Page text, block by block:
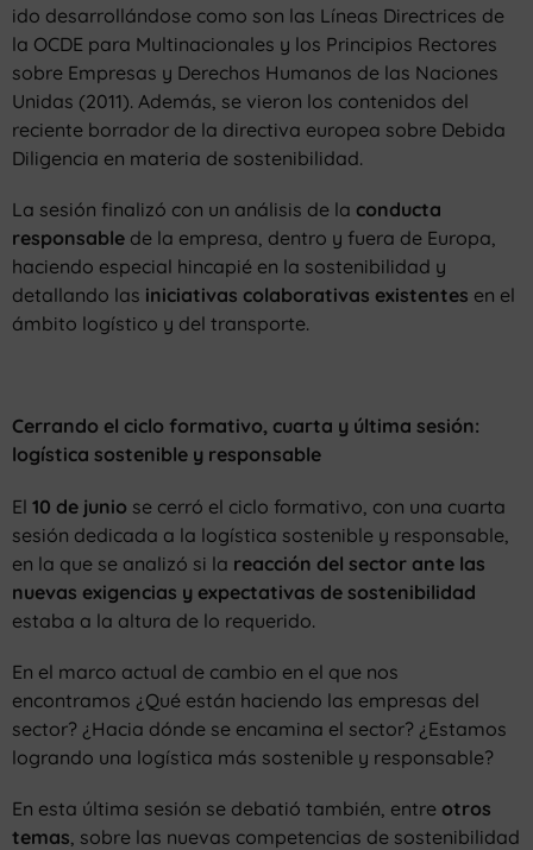
ido desarrollándose como son las Líneas Directrices de
la OCDE para Multinacionales y los Principios Rectores
sobre Empresas y Derechos Humanos de las Naciones
Unidas (2011). Además, se vieron los contenidos del
reciente borrador de la directiva europea sobre Debida
Diligencia en materia de sostenibilidad.
La sesión finalizó con un análisis de la conducta
responsable de la empresa, dentro y fuera de Europa,
haciendo especial hincapié en la sostenibilidad y
detallando las iniciativas colaborativas existentes en el
ámbito logístico y del transporte.
Cerrando el ciclo formativo, cuarta y última sesión:
logística sostenible y responsable
El 10 de junio se cerró el ciclo formativo, con una cuarta
sesión dedicada a la logística sostenible y responsable,
en la que se analizó si la reacción del sector ante las
nuevas exigencias y expectativas de sostenibilidad
estaba a la altura de lo requerido.
En el marco actual de cambio en el que nos
encontramos ¿Qué están haciendo las empresas del
sector? ¿Hacia dónde se encamina el sector? ¿Estamos
logrando una logística más sostenible y responsable?
En esta última sesión se debatió también, entre otros
temas , sobre las nuevas competencias de sostenibilidad